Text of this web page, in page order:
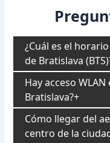
¿Cuál es el
de Bratislava
Hay acceso
Bratislava?
Cómo llegar del
centro de la